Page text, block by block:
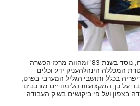
מכללת ארז, מוסד ללא כוונות רווח, נוסד בשנת 83' ומהווה מרכז הכשרה
המכללה הינהלהעניק ידע וכלים
בכלל ותושבי הגליל המערבי בפרט,
על כן, המקצועות הלימודיים מורכבים
בצפון ועל פי ביקושים בשוק העבודה